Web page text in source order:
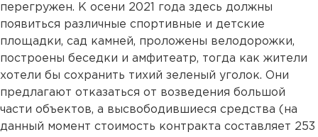
перегружен. К осени 2021 года здесь должны
появиться различные спортивные и детские
площадки, сад камней, проложены велодорожки,
построены беседки и амфитеатр, тогда как жители
хотели бы сохранить тихий зеленый уголок. Они
предлагают отказаться от возведения большой
части объектов, а высвободившиеся средства (на
данный момент стоимость контракта составляет 253